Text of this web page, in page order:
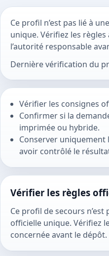
Ce profil n’est pas lié à
unique. Vérifiez les
l’autorité responsable
Dernière vérification du
Vérifier les consignes
Confirmer si la
imprimée ou hybride.
Conserver uniquement
avoir contrôlé le
Vérifier les règles
Ce profil de secours n’est
officielle unique. Vérifiez
concernée avant le dépôt.